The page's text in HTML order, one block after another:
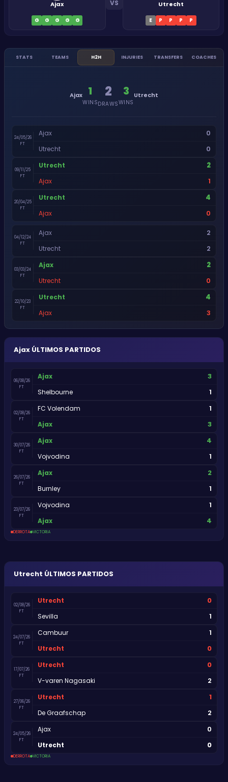
Ajax
G G G G G
VS Utrecht
E P P P P
STATS TEAMS H2H INJURIES TRANSFERS COACHES
Ajax 1
WINS
2
DRAWS
3
WINS
Utrecht
24/05/26
FT
Ajax 0
Utrecht 0
09/11/25
FT
Utrecht 2
Ajax 1
20/04/25
FT
Utrecht 4
Ajax 0
04/12/24
FT
Ajax 2
Utrecht 2
03/03/24
FT
Ajax 2
Utrecht 0
22/10/23
FT
Utrecht 4
Ajax 3
Ajax ÚLTIMOS PARTIDOS
06/08/26
FT
Ajax 3
Shelbourne 1
02/08/26
FT
FC Volendam 1
Ajax 3
30/07/26
FT
Ajax 4
Vojvodina 1
26/07/26
FT
Ajax 2
Burnley 1
23/07/26
FT
Vojvodina 1
Ajax 4
DERROTA VICTORIA
Utrecht ÚLTIMOS PARTIDOS
02/08/26
FT
Utrecht 0
Sevilla 1
24/07/26
FT
Cambuur 1
Utrecht 0
17/07/26
FT
Utrecht 0
V-varen Nagasaki 2
27/06/26
FT
Utrecht 1
De Graafschap 2
24/05/26
FT
Ajax 0
Utrecht 0
DERROTA VICTORIA